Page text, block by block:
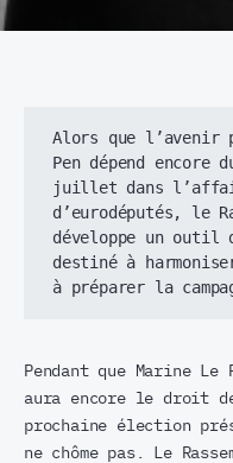
Alors que l’avenir
Pen dépend
juillet dans
d’eurodéputés, le
développe un
destiné à
à préparer la
Pendant que Marine
aura encore le droit
prochaine élection
ne chôme pas. Le